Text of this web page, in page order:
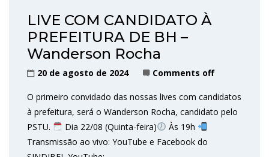
LIVE COM CANDIDATO À
PREFEITURA DE BH –
Wanderson Rocha
20 de agosto de 2024 Comments off
O primeiro convidado das nossas lives com candidatos
à prefeitura, será o Wanderson Rocha, candidato pelo
PSTU.
Dia 22/08 (Quinta-feira)
Às 19h
Transmissão ao vivo: YouTube e Facebook do